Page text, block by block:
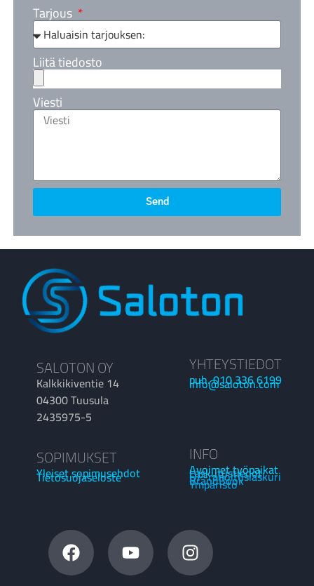
Tarjous
Liitä tiedosto
Viesti
Send
SALOTON OY
Kalkkikiventie 14
04300 Tuusula
2435975-5
YHTEYSTIEDOT
puh. 010 336 6199
info@saloton.com
SOPIMUKSET
Yleiset sopimusehdot
Tietosuojaseloste
INFO
Avoimet työpaikat
Laskutustiedot
OP-rahoituslaskuri
BrandBook
Ympäristö